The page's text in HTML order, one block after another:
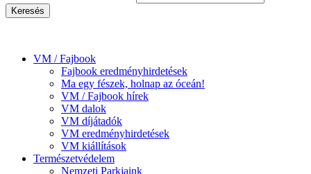
VM / Fajbook
Fajbook eredményhirdetések
Ma egy fészek, holnap az óceán!
VM / Fajbook hírek
VM dalok
VM díjátadók
VM eredményhirdetések
VM kiállítások
Természetvédelem
Nemzeti Parkjaink